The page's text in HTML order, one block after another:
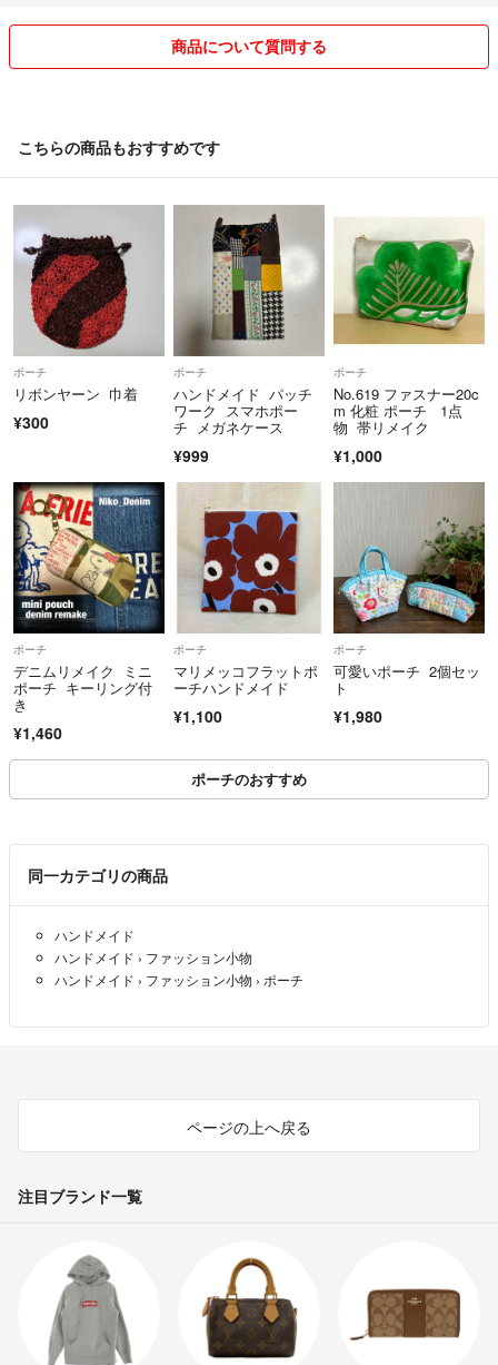
それでもお応えはしているのですけれど、そのまま放置の方がいます(>
_<)
※購入申請されてお支払いされない方には☔評価させて頂きます。(支払
い期限の間が無駄になりますので(>_<))
※専用ページをお作りしても何のご連絡もない時は翌日削除させていた
だきます(>_<)
～インナーマスクについて～
どのインナーマスクにも上下にステッチを入れております。
インナーマスクは丁寧な縫製を心掛けています。
外側から内側のガーゼ生地が見えないようにキセを掛け綺麗に仕上がる
よう上下にステッチをかけています。
また、お洗濯の際はネットに入れてからお願い致します。
～お願い～
丁寧を心掛けてはいますが、素人のハンドメイドですのでズレなど生じ
る事があることをご理解いただけますと有難く思います。
発送は普通郵便のみですので、追跡などはできません。ご了承の上の購
入よろしくお願いいたします。
発送後の郵便トラブルについては基本的には責任負えません。
また発送までの期日を4～7日にしておりますけど、発送準備が出来次
第発送させていただきます。
商品について質問する
こちらの商品もおすすめです
ポーチ
リボンヤーン 巾着
¥300
ポーチ
ハンドメイド パッチ
ワーク スマホポー
チ メガネケース
¥999
ポーチ
No.619 ファスナー20c
m 化粧 ポーチ 1点
物 帯リメイク
¥1,000
ポーチ
デニムリメイク ミニ
ポーチ キーリング付
き
¥1,460
ポーチ
マリメッコフラットポ
ーチハンドメイド
¥1,100
ポーチ
可愛いポーチ 2個セッ
ト
¥1,980
ポーチのおすすめ
同一カテゴリの商品
ハンドメイド
ハンドメイド › ファッション小物
ハンドメイド › ファッション小物 › ポーチ
ページの上へ戻る
注目ブランド一覧